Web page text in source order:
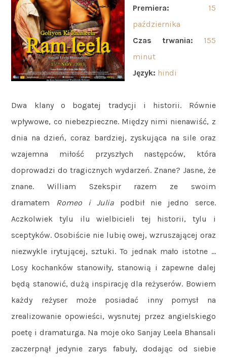
Premiera:
15
października
Czas trwania: 155
minut
Język: hindi
Dwa klany o bogatej tradycji i historii. Równie
wpływowe, co niebezpieczne. Między nimi nienawiść, z
dnia na dzień, coraz bardziej, zyskująca na sile oraz
wzajemna miłość przyszłych następców, która
doprowadzi do tragicznych wydarzeń. Znane? Jasne, że
znane. William Szekspir razem ze swoim
dramatem Romeo i Juliapodbił nie jedno serce.
Aczkolwiek tylu ilu wielbicieli tej historii, tylu i
sceptyków. Osobiście nie lubię owej, wzruszającej oraz
niezwykle irytującej, sztuki. To jednak mało istotne …
Losy kochanków stanowiły, stanowią i zapewne dalej
będą stanowić, dużą inspirację dla reżyserów. Bowiem
każdy reżyser może posiadać inny pomysł na
zrealizowanie opowieści, wysnutej przez angielskiego
poetę i dramaturga. Na moje oko Sanjay Leela Bhansali
zaczerpnął jedynie zarys fabuły, dodając od siebie